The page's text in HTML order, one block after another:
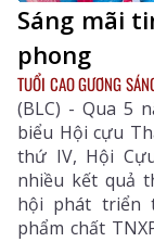
Sáng mãi
phong
TUỔI CAO GƯƠNG
(BLC) - Qua 5
biểu Hội cựu
thứ IV, Hội
nhiều kết quả
hội phát triển
phẩm chất